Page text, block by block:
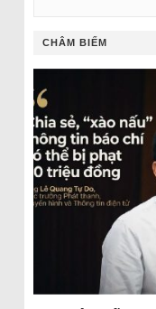
CHÂM BIẾM